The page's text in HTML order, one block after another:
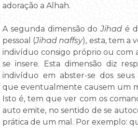
adoração a Alhah.
A segunda dimensão doJihad é
pessoal (Jihad naffsy), esta, tem a
indivíduo consigo próprio ou com
se insere. Esta dimensão diz
indivíduo em abster-se dos
que eventualmente causem um
Isto é, tem que ver com os
auto emite, no sentido de se
prática de um mal. Por exemplo: